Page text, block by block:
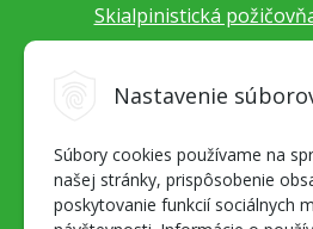
Nastavenie
Súbory cookies používame na
našej stránky, prispôsobenie
poskytovanie funkcií sociálnych
Skialpinistická
Cestovateľský festival
Alpenverein
Hore-dole